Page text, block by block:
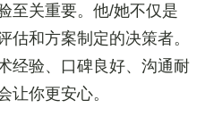
至关重要。他/她不仅是
估和方案制定的决策者。
经验、口碑良好、沟通耐
让你更安心。